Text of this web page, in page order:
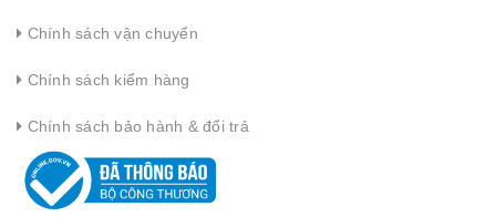
Chính sách vận chuyển
Chính sách kiểm hàng
Chính sách bảo hành & đổi trả